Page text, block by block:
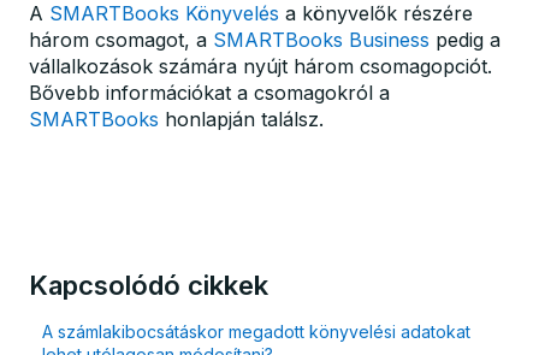
A SMARTBooks Könyvelés a könyvelők részére
három csomagot, a SMARTBooks Business pedig a
vállalkozások számára nyújt három csomagopciót.
Bővebb információkat a csomagokról a
SMARTBooks honlapján találsz.
Kapcsolódó cikkek
A számlakibocsátáskor megadott könyvelési adatokat